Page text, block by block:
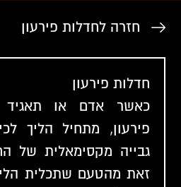
חזרה לחדלות פירעון
חדלות פירעון
כאשר אדם או תאגיד
פירעון, מתחיל הליך
גבייה מקסימאלית של
זאת מהטעם שתכלית